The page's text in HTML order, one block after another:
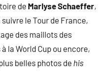
de Marlyse Schaeffer,
le Tour de France,
des maillots des
la World Cup ou encore,
belles photos de his